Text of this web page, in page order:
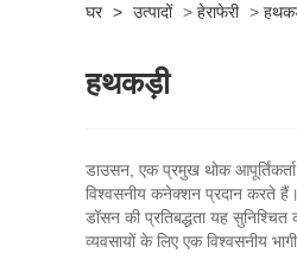
घर > उत्पादों > हेराफेरी >
हथकड़ी
डाउसन, एक प्रमुख थोक
विश्वसनीय कनेक्शन प्रदान करते हैं।
डॉसन की प्रतिबद्धता यह
व्यवसायों के लिए एक विश्वसनीय